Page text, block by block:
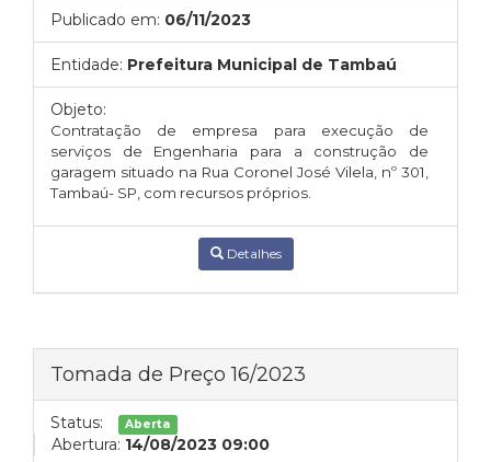
Publicado em: 06/11/2023
Entidade: Prefeitura Municipal de Tambaú
Objeto:
Contratação de empresa para execução de
serviços de Engenharia para a construção de
garagem situado na Rua Coronel José Vilela, nº 301,
Tambaú- SP, com recursos próprios.
Detalhes
Tomada de Preço 16/2023
Status: Aberta
Abertura: 14/08/2023 09:00